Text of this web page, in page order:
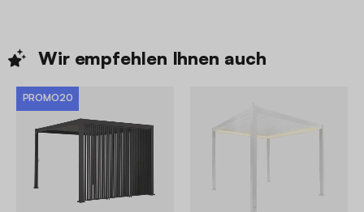
Wir empfehlen Ihnen auch
PROMO20